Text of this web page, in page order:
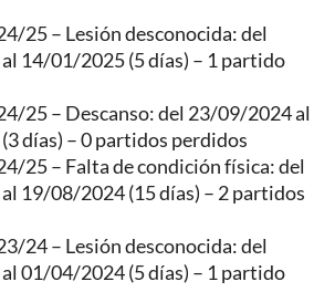
25 – Lesión desconocida: del
14/01/2025 (5 días) – 1 partido
25 – Descanso: del 23/09/2024 al
días) – 0 partidos perdidos
25 – Falta de condición física: del
19/08/2024 (15 días) – 2 partidos
24 – Lesión desconocida: del
01/04/2024 (5 días) – 1 partido